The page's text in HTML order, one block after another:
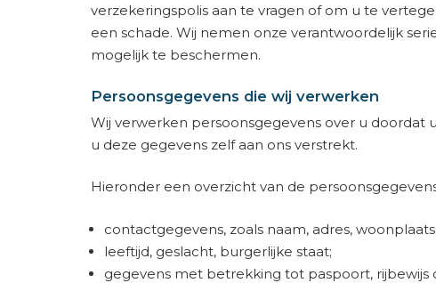
verzekeringspolis aan te vragen of om u te
een schade. Wij nemen onze verantwoordelijk
mogelijk te beschermen.
Persoonsgegevens die wij verwerken
Wij verwerken persoonsgegevens over u
u deze gegevens zelf aan ons verstrekt.
Hieronder een overzicht van de
contactgegevens, zoals naam, adres,
leeftijd, geslacht, burgerlijke staat;
gegevens met betrekking tot paspoort, rijbewijs